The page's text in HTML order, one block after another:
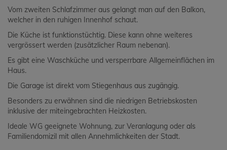
Vom zweiten Schlafzimmer aus gelangt man auf den Balkon,
welcher in den ruhigen Innenhof schaut.
Die Küche ist funktionstüchtig. Diese kann ohne weiteres
vergrössert werden (zusätzlicher Raum nebenan).
Es gibt eine Waschküche und versperrbare Allgemeinflächen im
Haus.
Die Garage ist direkt vom Stiegenhaus aus zugängig.
Besonders zu erwähnen sind die niedrigen Betriebskosten
inklusive der miteingebrachten Heizkosten.
Ideale WG geeignete Wohnung, zur Veranlagung oder als
Familiendomizil mit allen Annehmlichkeiten der Stadt.